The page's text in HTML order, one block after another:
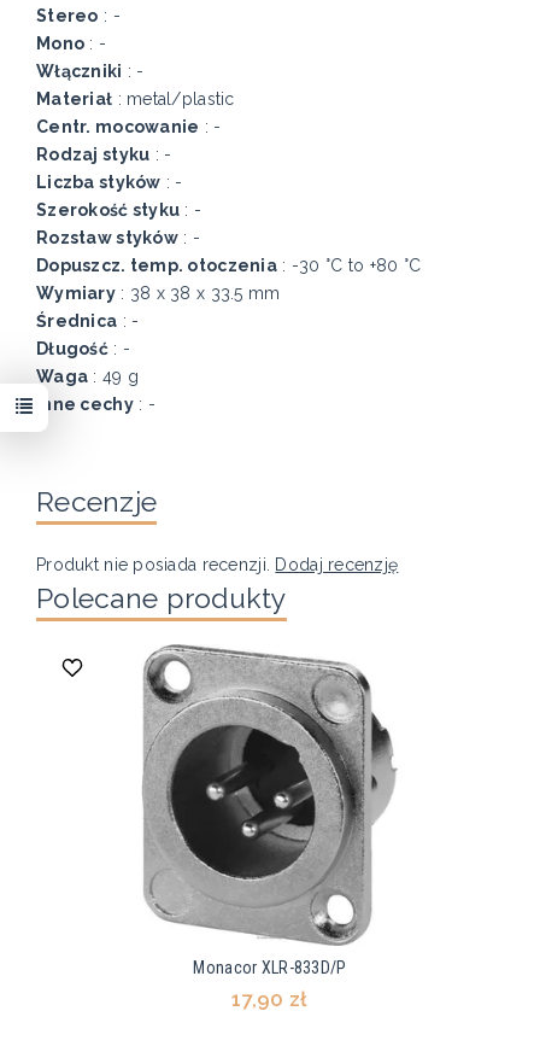
Stereo : -
Mono : -
Włączniki : -
Materiał : metal/plastic
Centr. mocowanie : -
Rodzaj styku : -
Liczba styków : -
Szerokość styku : -
Rozstaw styków: -
Dopuszcz. temp. otoczenia : -30 °C to +80 °C
Wymiary: 38 x 38 x 33.5 mm
Średnica : -
Długość: -
Waga : 49 g
Inne cechy: -
Recenzje
Produkt nie posiada recenzji. Dodaj recenzję
Polecane produkty
Monacor XLR-833D/P
17,90 zł